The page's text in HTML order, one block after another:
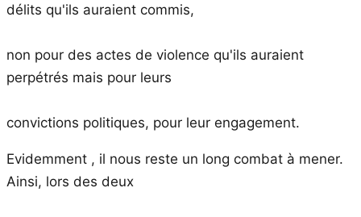
délits qu'ils auraient commis,
non pour des actes de violence qu'ils auraient
perpétrés mais pour leurs
convictions politiques, pour leur engagement.
Evidemment , il nous reste un long combat à mener.
Ainsi, lors des deux